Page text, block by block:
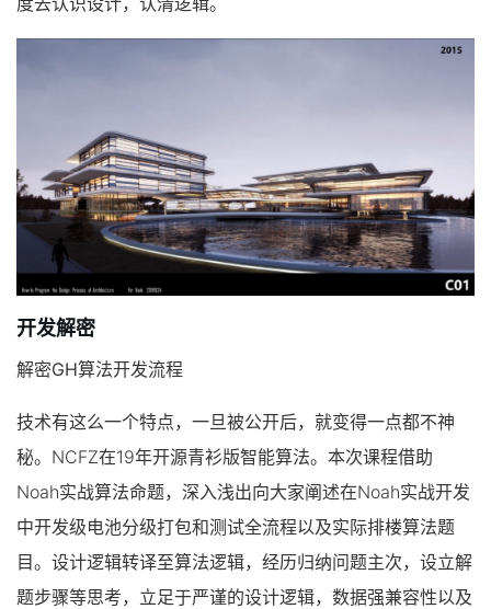
开发解密
解密GH算法开发流程
技术有这么一个特点，一旦被公开后，就变得一点都不神
秘。NCFZ在19年开源青衫版智能算法。本次课程借助
Noah实战算法命题，深入浅出向大家阐述在Noah实战开发
中开发级电池分级打包和测试全流程以及实际排楼算法题
目。设计逻辑转译至算法逻辑，经历归纳问题主次，设立解
题步骤等思考，立足于严谨的设计逻辑，数据强兼容性以及